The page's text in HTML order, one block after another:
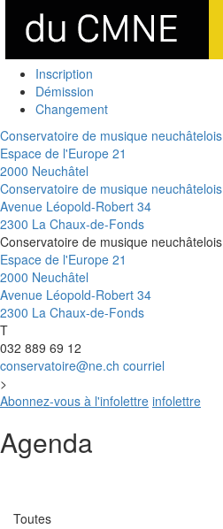
Inscription
Démission
Changement
Conservatoire de musique neuchâtelois
Espace de l'Europe 21
2000 Neuchâtel
Conservatoire de musique neuchâtelois
Avenue Léopold-Robert 34
2300 La Chaux-de-Fonds
Conservatoire de musique neuchâtelois
Espace de l'Europe 21
2000 Neuchâtel
Avenue Léopold-Robert 34
2300 La Chaux-de-Fonds
T
032 889 69 12
conservatoire@ne.ch courriel
>
Abonnez-vous à l'infolettre infolettre
Agenda
Toutes